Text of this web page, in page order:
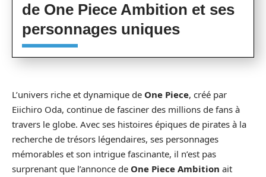
de One Piece Ambition et ses
personnages uniques
L’univers riche et dynamique de One Piece, créé par
Eiichiro Oda, continue de fasciner des millions de fans à
travers le globe. Avec ses histoires épiques de pirates à la
recherche de trésors légendaires, ses personnages
mémorables et son intrigue fascinante, il n’est pas
surprenant que l’annonce de One Piece Ambition ait